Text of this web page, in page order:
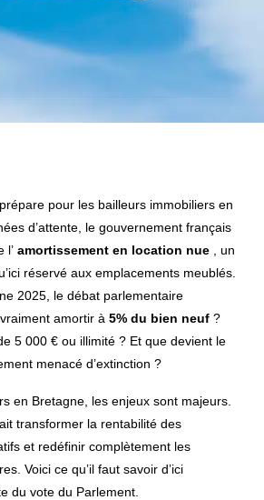
pour les bailleurs immobiliers en
d’attente, le gouvernement français
l’ amortissement en location nue , un
réservé aux emplacements meublés.
2025, le débat parlementaire
amortir à 5% du bien neuf ?
5 000 € ou illimité ? Et que devient le
menacé d’extinction ?
en Bretagne, les enjeux sont majeurs.
transformer la rentabilité des
et redéfinir complètement les
Voici ce qu’il faut savoir d’ici
du vote du Parlement.